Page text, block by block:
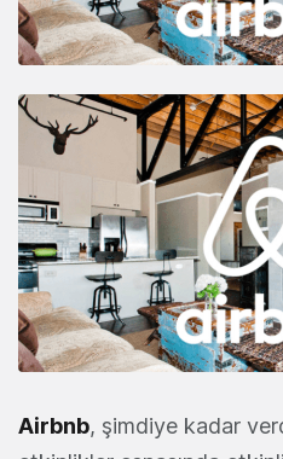
Airbnb, şimdiye kadar